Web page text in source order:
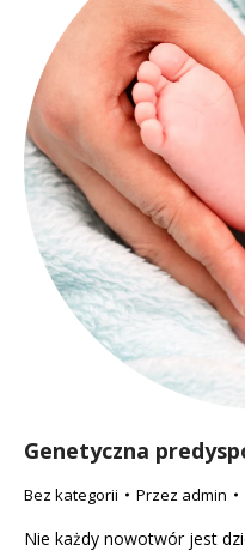
Genetyczna
Bez kategorii Przez admin
Nie każdy nowotwór jest